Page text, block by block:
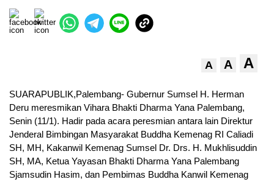
A A A
SUARAPUBLIK,Palembang- Gubernur Sumsel H. Herman
Deru meresmikan Vihara Bhakti Dharma Yana Palembang,
Senin (11/1). Hadir pada acara peresmian antara lain Direktur
Jenderal Bimbingan Masyarakat Buddha Kemenag RI Caliadi
SH, MH, Kakanwil Kemenag Sumsel Dr. Drs. H. Mukhlisuddin
SH, MA, Ketua Yayasan Bhakti Dharma Yana Palembang
Sjamsudin Hasim, dan Pembimas Buddha Kanwil Kemenag